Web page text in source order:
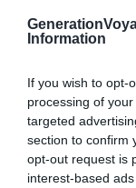
Information
If you wish to opt-
processing of
targeted
section to confirm
opt-out request is
interest-based
À lire